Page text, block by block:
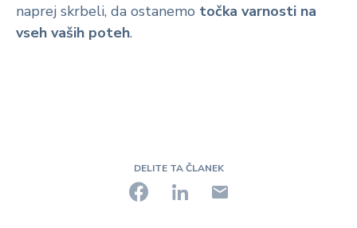
naprej skrbeli, da ostanemo točka varnosti na
vseh vaših poteh.
DELITE TA ČLANEK